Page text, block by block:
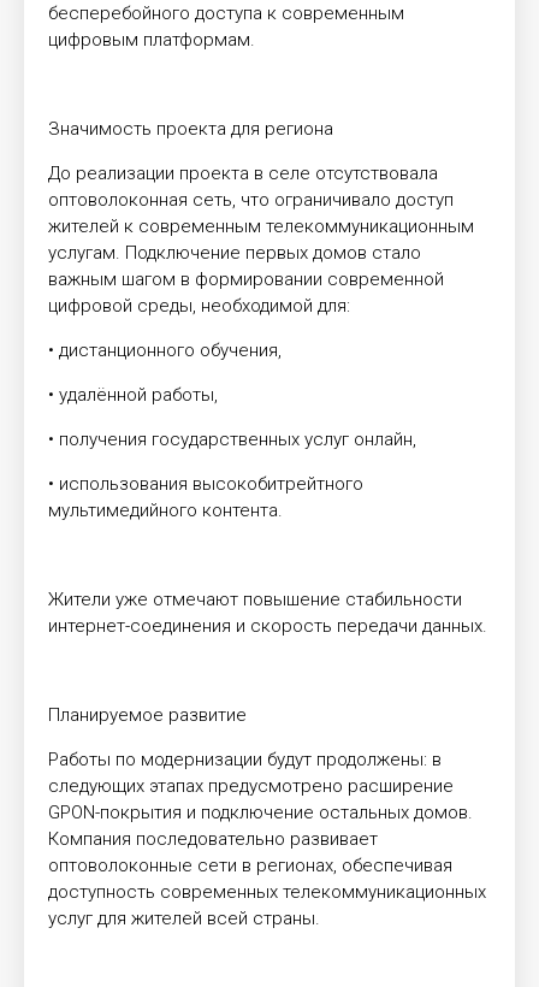
бесперебойного доступа к современным
цифровым платформам.
Значимость проекта для региона
До реализации проекта в селе отсутствовала
оптоволоконная сеть, что ограничивало доступ
жителей к современным телекоммуникационным
услугам. Подключение первых домов стало
важным шагом в формировании современной
цифровой среды, необходимой для:
• дистанционного обучения,
• удалённой работы,
• получения государственных услуг онлайн,
• использования высокобитрейтного
мультимедийного контента.
Жители уже отмечают повышение стабильности
интернет-соединения и скорость передачи данных.
Планируемое развитие
Работы по модернизации будут продолжены: в
следующих этапах предусмотрено расширение
GPON-покрытия и подключение остальных домов.
Компания последовательно развивает
оптоволоконные сети в регионах, обеспечивая
доступность современных телекоммуникационных
услуг для жителей всей страны.